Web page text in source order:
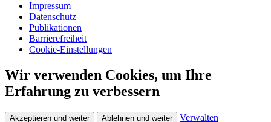
Impressum
Datenschutz
Publikationen
Barrierefreiheit
Cookie-Einstellungen
Wir verwenden Cookies, um Ihre
Erfahrung zu verbessern
Akzeptieren und weiter Ablehnen und weiter Verwalten